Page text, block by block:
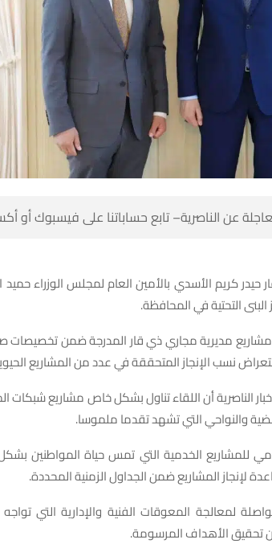
عن الناصرية– تابع حساباتنا على فيسبوك أو
كريم الأسدي بالأمين العام لمجلس الوزراء
التحتية في المحافظة.
مديرية مجاري ذي قار المدرجة ضمن تخصيصات
نسب الإنجاز المتحققة في عدد من المشاريع
الناصرية أن اللقاء تناول بشكل خاص مشاريع شبكات
والنواحي التي تشهد تقدما ملموسا.
للمشاريع الخدمية التي تمس حياة المواطنين
لإنجاز المشاريع ضمن الجداول الزمنية المحددة.
لمعالجة المعوقات الفنية والإدارية التي
تحقيق الأهداف المرسومة.